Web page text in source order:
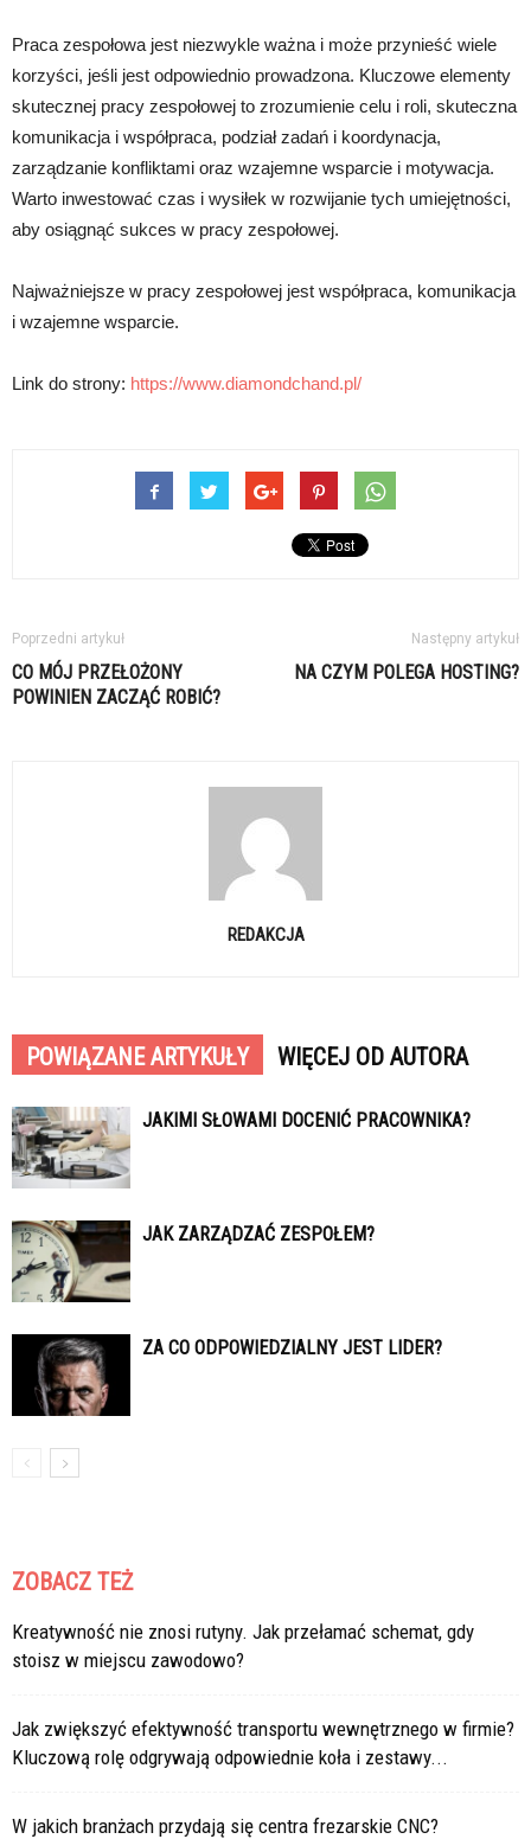
Praca zespołowa jest niezwykle ważna i może przynieść wiele
korzyści, jeśli jest odpowiednio prowadzona. Kluczowe elementy
skutecznej pracy zespołowej to zrozumienie celu i roli, skuteczna
komunikacja i współpraca, podział zadań i koordynacja,
zarządzanie konfliktami oraz wzajemne wsparcie i motywacja.
Warto inwestować czas i wysiłek w rozwijanie tych umiejętności,
aby osiągnąć sukces w pracy zespołowej.
Najważniejsze w pracy zespołowej jest współpraca, komunikacja
i wzajemne wsparcie.
Link do strony: https://www.diamondchand.pl/
Poprzedni artykuł
CO MÓJ PRZEŁOŻONY
POWINIEN ZACZĄĆ ROBIĆ?
Następny artykuł
NA CZYM POLEGA HOSTING?
REDAKCJA
POWIĄZANE ARTYKUŁY WIĘCEJ OD AUTORA
JAKIMI SŁOWAMI DOCENIĆ PRACOWNIKA?
JAK ZARZĄDZAĆ ZESPOŁEM?
ZA CO ODPOWIEDZIALNY JEST LIDER?
ZOBACZ TEŻ
Kreatywność nie znosi rutyny. Jak przełamać schemat, gdy
stoisz w miejscu zawodowo?
Jak zwiększyć efektywność transportu wewnętrznego w firmie?
Kluczową rolę odgrywają odpowiednie koła i zestawy...
W jakich branżach przydają się centra frezarskie CNC?